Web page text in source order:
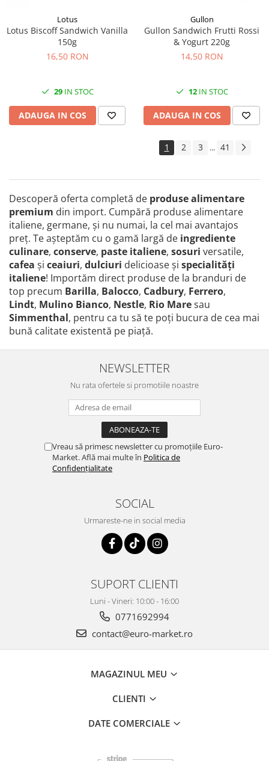
Lotus
Lotus Biscoff Sandwich Vanilla
150g
16,50 RON
29IN STOC
ADAUGA IN COS
Gullon
Gullon Sandwich Frutti Rossi
& Yogurt 220g
14,50 RON
12IN STOC
ADAUGA IN COS
1 2 3 ... 41
Descoperă oferta completă de produse alimentare
premium din import. Cumpără produse alimentare
italiene, germane, și nu numai, la cel mai avantajos
preţ. Te așteptăm cu o gamă largă de ingrediente
culinare, conserve, paste italiene, sosuri versatile,
cafea și ceaiuri, dulciuri delicioase și specialităţi
italiene! Importăm direct produse de la branduri de
top precum Barilla, Balocco, Cadbury, Ferrero,
Lindt, Mulino Bianco, Nestle, Rio Maresau
Simmenthal, pentru ca tu să te poţi bucura de cea mai
bună calitate existentă pe piaţă.
NEWSLETTER
Nu rata ofertele si promotiile noastre
Vreau să primesc newsletter cu promoțiile Euro-
Market. Află mai multe în Politica de
Confidențialitate
SOCIAL
Urmareste-ne in social media
SUPORT CLIENTI
Luni - Vineri: 10:00 - 16:00
0771692994
contact@euro-market.ro
MAGAZINUL MEU
CLIENTI
DATE COMERCIALE